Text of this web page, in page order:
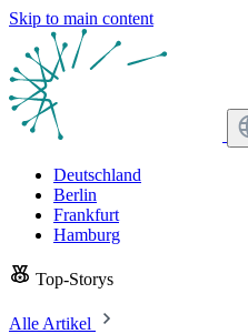
Skip to main content
Deutschland
Berlin
Frankfurt
Hamburg
Top-Storys
Alle Artikel